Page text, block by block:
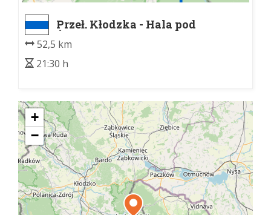
Przeł. Kłodzka - Hala pod
Śnieżnikiem.
52,5 km
21:30 h
+
−